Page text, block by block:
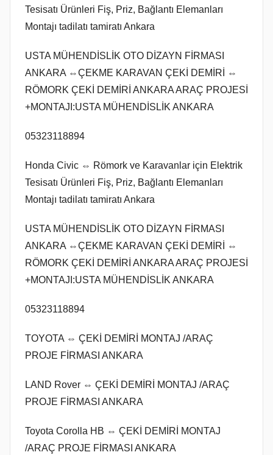
Tesisatı Ürünleri Fiş, Priz, Bağlantı Elemanları
Montajı tadilatı tamiratı Ankara
USTA MÜHENDİSLİK OTO DİZAYN FİRMASI
ANKARA ⇔ÇEKME KARAVAN ÇEKİ DEMİRİ ⇔
RÖMORK ÇEKİ DEMİRİ ANKARA ARAÇ PROJESİ
+MONTAJI:USTA MÜHENDİSLİK ANKARA
05323118894
Honda Civic ⇔ Römork ve Karavanlar için Elektrik
Tesisatı Ürünleri Fiş, Priz, Bağlantı Elemanları
Montajı tadilatı tamiratı Ankara
USTA MÜHENDİSLİK OTO DİZAYN FİRMASI
ANKARA ⇔ÇEKME KARAVAN ÇEKİ DEMİRİ ⇔
RÖMORK ÇEKİ DEMİRİ ANKARA ARAÇ PROJESİ
+MONTAJI:USTA MÜHENDİSLİK ANKARA
05323118894
TOYOTA ⇔ ÇEKİ DEMİRİ MONTAJ /ARAÇ
PROJE FİRMASI ANKARA
LAND Rover ⇔ ÇEKİ DEMİRİ MONTAJ /ARAÇ
PROJE FİRMASI ANKARA
Toyota Corolla HB ⇔ ÇEKİ DEMİRİ MONTAJ
/ARAÇ PROJE FİRMASI ANKARA